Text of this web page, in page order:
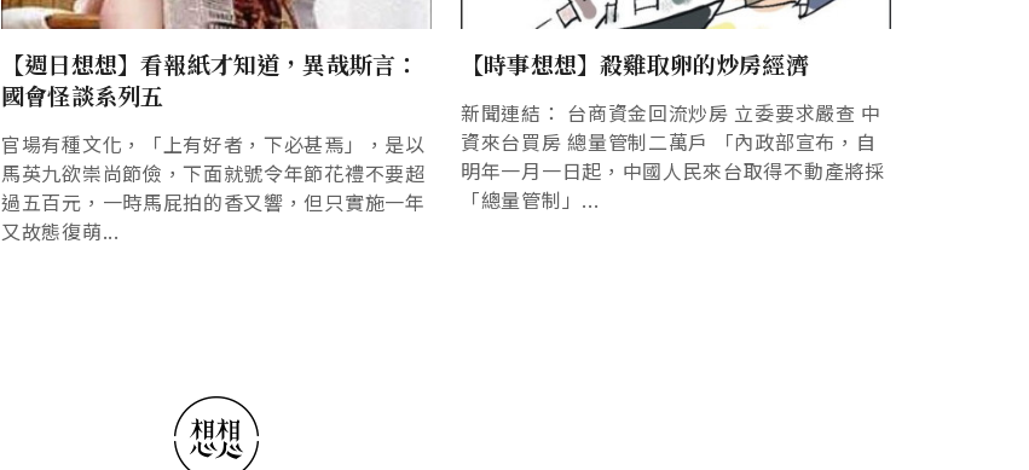
【週日想想】看報紙才知道，異哉斯言：
國會怪談系列五
官場有種文化，「上有好者，下必甚焉」，是以
馬英九欲崇尚節儉，下面就號令年節花禮不要超
過五百元，一時馬屁拍的香又響，但只實施一年
又故態復萌...
【時事想想】殺雞取卵的炒房經濟
新聞連結： 台商資金回流炒房 立委要求嚴查 中
資來台買房 總量管制二萬戶 「內政部宣布，自
明年一月一日起，中國人民來台取得不動產將採
「總量管制」...